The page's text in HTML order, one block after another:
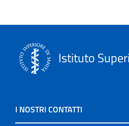
Istituto
I NOSTRI CONTATTI